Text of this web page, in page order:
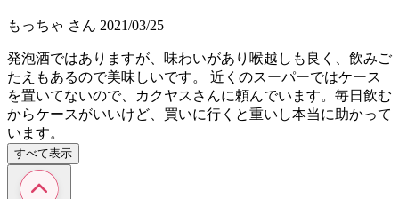
もっちゃ さん 2021/03/25
発泡酒ではありますが、味わいがあり喉越しも良く、飲みご
たえもあるので美味しいです。 近くのスーパーではケース
を置いてないので、カクヤスさんに頼んでいます。毎日飲む
からケースがいいけど、買いに行くと重いし本当に助かって
います。
すべて表示